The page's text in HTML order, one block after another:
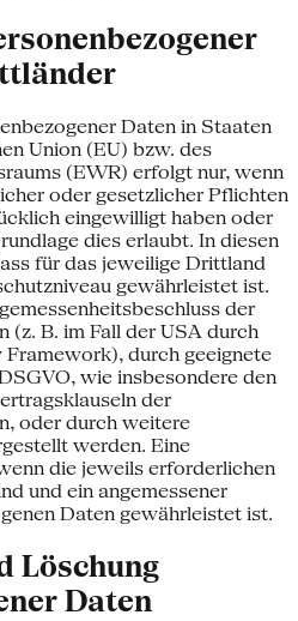
Daten in Staaten
Union (EU) bzw. des
(EWR) erfolgt nur, wenn
oder gesetzlicher Pflichten
eingewilligt haben oder
dies erlaubt. In diesen
für das jeweilige Drittland
gewährleistet ist.
der
(z. B. im Fall der USA durch
durch geeignete
wie insbesondere den
der
oder durch weitere
werden. Eine
die jeweils erforderlichen
und ein angemessener
Daten gewährleistet ist.
Löschung
Daten